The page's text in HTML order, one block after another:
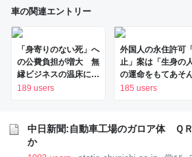
車の関連エントリー
「身寄りのない死」へ
の公費負担が増大 無
縁ビジネスの温床に：
朝日新聞
189 users
外国人の永住許可
止」案は「生身の
の運命をもてあそ
いる」 東京・高田
185 users
中日新聞:自動車工場のガロア体 Ｑ
か